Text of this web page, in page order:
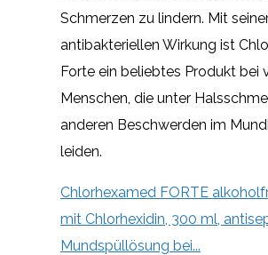
Schmerzen zu lindern. Mit
antibakteriellen Wirkung ist
Forte ein beliebtes Produkt bei
Menschen, die unter
anderen Beschwerden im
leiden.
Chlorhexamed FORTE
mit Chlorhexidin, 300 ml,
Mundspüllösung bei...